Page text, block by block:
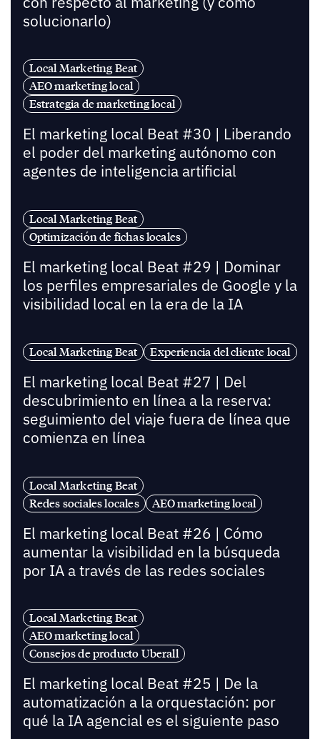
solucionarlo)
Local Marketing Beat
AEO marketing local
Estrategia de marketing local
El marketing local Beat #30 | Liberando
el poder del marketing autónomo con
agentes de inteligencia artificial
Local Marketing Beat
Optimización de fichas locales
El marketing local Beat #29 | Dominar
los perfiles empresariales de Google y la
visibilidad local en la era de la IA
Local Marketing Beat Experiencia del cliente local
El marketing local Beat #27 | Del
descubrimiento en línea a la reserva:
seguimiento del viaje fuera de línea que
comienza en línea
Local Marketing Beat
Redes sociales locales
AEO marketing local
El marketing local Beat #26 | Cómo
aumentar la visibilidad en la búsqueda
por IA a través de las redes sociales
Local Marketing Beat
AEO marketing local
Consejos de producto Uberall
El marketing local Beat #25 | De la
automatización a la orquestación: por
qué la IA agencial es el siguiente paso